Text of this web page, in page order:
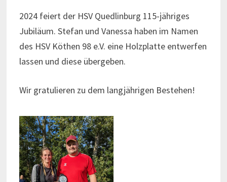
2024 feiert der HSV Quedlinburg 115-jähriges
Jubiläum. Stefan und Vanessa haben im Namen
des HSV Köthen 98 e.V. eine Holzplatte entwerfen
lassen und diese übergeben.
Wir gratulieren zu dem langjährigen Bestehen!